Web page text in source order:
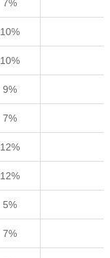
7%
10%
10%
9%
7%
12%
12%
5%
7%